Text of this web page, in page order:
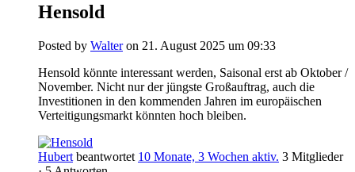
Hensold
Posted by Walter on 21. August 2025 um 09:33
Hensold könnte interessant werden, Saisonal erst ab Oktober /
November. Nicht nur der jüngste Großauftrag, auch die
Investitionen in den kommenden Jahren im europäischen
Verteitigungsmarkt könnten hoch bleiben.
Hubert beantwortet 10 Monate, 3 Wochen aktiv. 3 Mitglieder